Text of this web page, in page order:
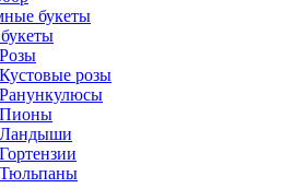
букеты
Розы
Кустовые розы
Ранункулюсы
Пионы
Ландыши
Гортензии
Тюльпаны